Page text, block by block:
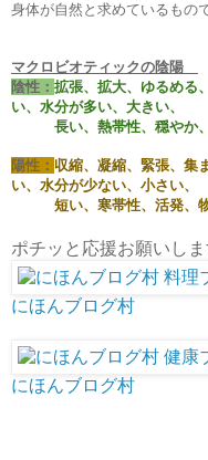
身体が自然と求めているもの
マクロビオティックの陰陽
陰性： 拡張、拡大、ゆるめる
い、水分が多い、大きい、
長い、熱帯性、穏や
陽性： 収縮、凝縮、緊張、集
い、水分が少ない、小さい、
短い、寒帯性、活発
ポチッと応援お願いしま
にほんブログ村
にほんブログ村